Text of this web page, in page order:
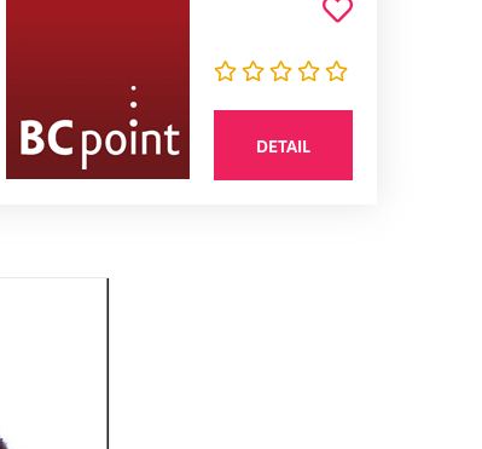
DETAIL